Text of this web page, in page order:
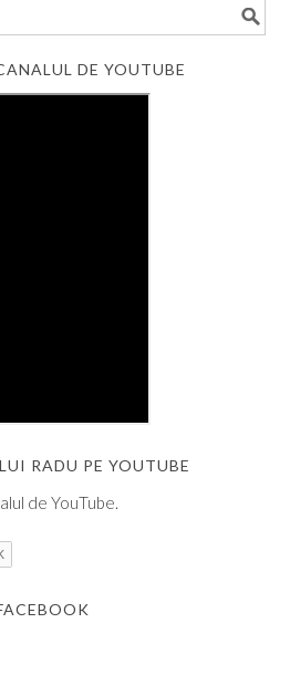
DE YOUTUBE
RADU PE YOUTUBE
de YouTube.